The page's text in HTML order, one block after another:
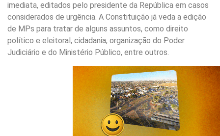
imediata, editados pelo presidente da República em casos
considerados de urgência. A Constituição já veda a edição
de MPs para tratar de alguns assuntos, como direito
político e eleitoral, cidadania, organização do Poder
Judiciário e do Ministério Público, entre outros.